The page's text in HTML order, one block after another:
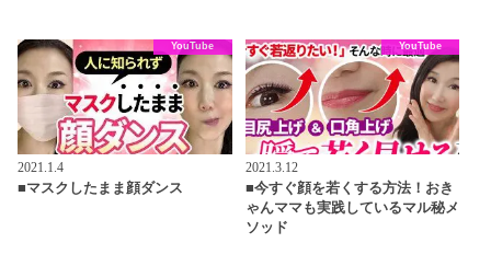
YouTube
2021.1.4
■マスクしたまま顔ダンス
YouTube
2021.3.12
■今すぐ顔を若くする方法！おき
ゃんママも実践しているマル秘メ
ソッド